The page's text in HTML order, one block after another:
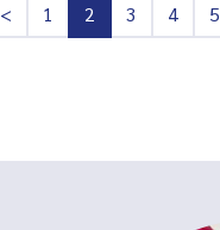
< 1 2 3 4 5